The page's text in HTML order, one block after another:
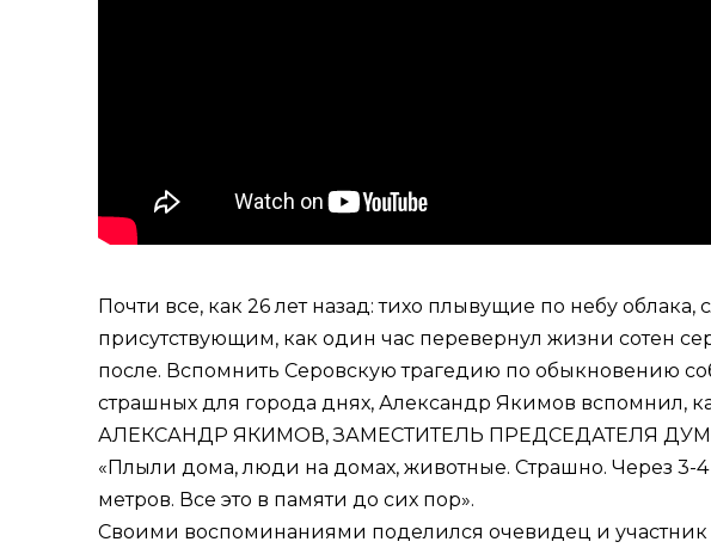
Почти все, как 26 лет назад: тихо плывущие по небу
присутствующим, как один час перевернул жизни сотен
после. Вспомнить Серовскую трагедию по обыкновению
страшных для города днях, Александр Якимов вспомнил,
АЛЕКСАНДР ЯКИМОВ, ЗАМЕСТИТЕЛЬ ПРЕДСЕДАТЕЛЯ
«Плыли дома, люди на домах, животные. Страшно. Через 3-4
метров. Все это в памяти до сих пор».
Своими воспоминаниями поделился очевидец и